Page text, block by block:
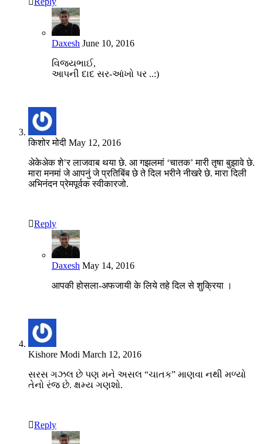
Daxesh June 10, 2016
વિજયભાઈ,
આપની દાદ સર-આંખો પર ..:)
किशोर मोदी May 12, 2016
अेकेअेक शे’र लाजवाब थया छे. आ गझलमां ‘चातक’ मारी तृषा बुझावे छे.
मारा मनमां जे आपनुं जे प्रतिबिंब छे ते दिल भरीने नीखरे छे. मारा दिली
अभिनंदन प्रेमपूर्वक स्वीकारजो.
Reply
Daxesh May 14, 2016
आपकी होसला-अफजायी के लिये तहे दिल से शुक्रिया ।
Kishore Modi March 12, 2016
સરસ ગઝલ છે પણ મને અસલ “ચાતક” માણવા નથી મળ્યો
તેનો રંજ છે. ક્ષમ્ય ગણશો.
Reply